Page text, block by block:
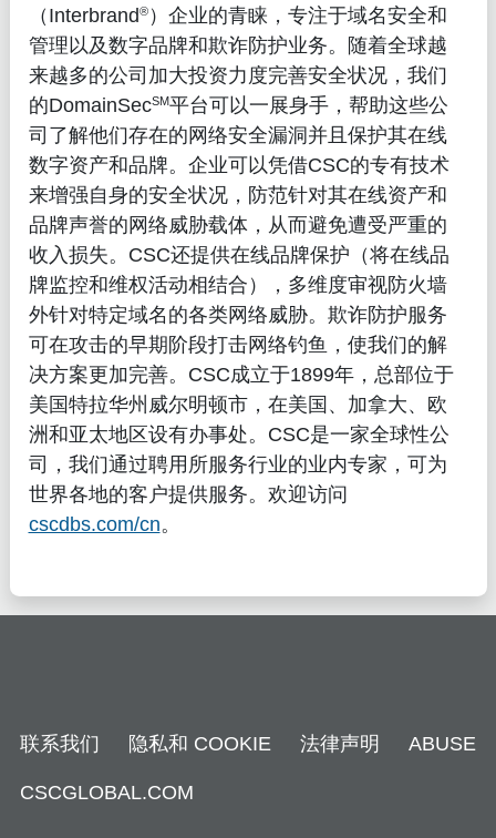
（Interbrand®）企业的青睐，专注于域名安全和
管理以及数字品牌和欺诈防护业务。随着全球越
来越多的公司加大投资力度完善安全状况，我们
的DomainSecSM平台可以一展身手，帮助这些公
司了解他们存在的网络安全漏洞并且保护其在线
数字资产和品牌。企业可以凭借CSC的专有技术
来增强自身的安全状况，防范针对其在线资产和
品牌声誉的网络威胁载体，从而避免遭受严重的
收入损失。CSC还提供在线品牌保护（将在线品
牌监控和维权活动相结合），多维度审视防火墙
外针对特定域名的各类网络威胁。欺诈防护服务
可在攻击的早期阶段打击网络钓鱼，使我们的解
决方案更加完善。CSC成立于1899年，总部位于
美国特拉华州威尔明顿市，在美国、加拿大、欧
洲和亚太地区设有办事处。CSC是一家全球性公
司，我们通过聘用所服务行业的业内专家，可为
世界各地的客户提供服务。欢迎访问
cscdbs.com/cn。
联系我们 隐私和 COOKIE 法律声明 ABUSE
CSCGLOBAL.COM